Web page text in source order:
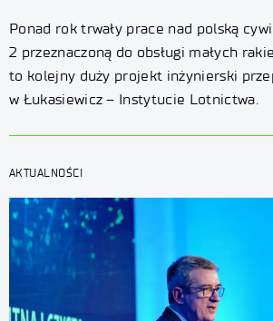
zaawansowanych
wyrzutni dla małych
suborbitalnych w Europie
Ponad rok trwały prace nad polską
2 przeznaczoną do obsługi małych
to kolejny duży projekt inżynierski
w Łukasiewicz – Instytucie Lotnictwa.
AKTUALNOŚCI